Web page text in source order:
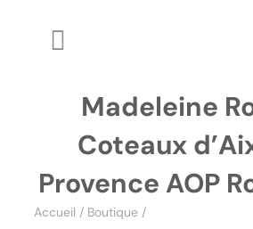
Toggle
Navigation
The WineZine
Wine Review
Apprendre
Madeleine
Coteaux
Provence AOP
Accueil / Boutique/